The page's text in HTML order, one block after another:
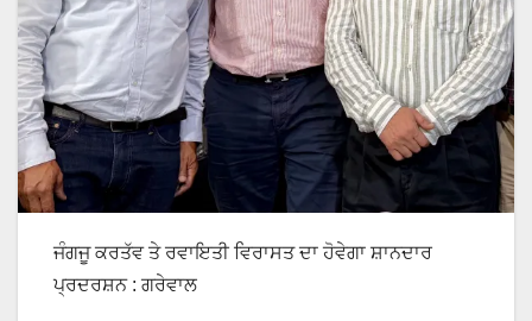
ਜੰਗਜੂ ਕਰਤੱਵ ਤੇ ਰਵਾਇਤੀ ਵਿਰਾਸਤ ਦਾ ਹੋਵੇਗਾ ਸ਼ਾਨਦਾਰ
ਪ੍ਰਦਰਸ਼ਨ : ਗਰੇਵਾਲ